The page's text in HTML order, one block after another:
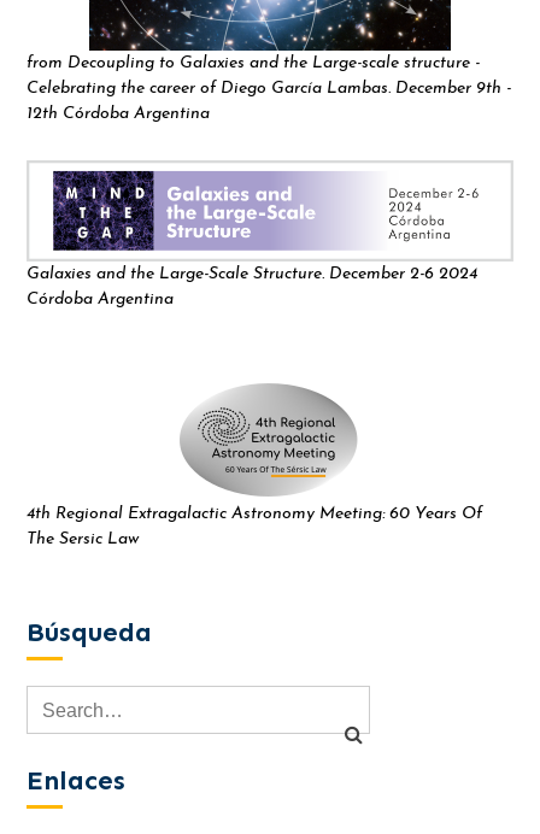
from Decoupling to Galaxies and the Large-scale structure -
Celebrating the career of Diego García Lambas. December 9th -
12th Córdoba Argentina
Galaxies and the Large-Scale Structure. December 2-6 2024
Córdoba Argentina
4th Regional Extragalactic Astronomy Meeting: 60 Years Of
The Sersic Law
Búsqueda
Enlaces